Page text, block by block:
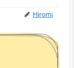
Hiromi